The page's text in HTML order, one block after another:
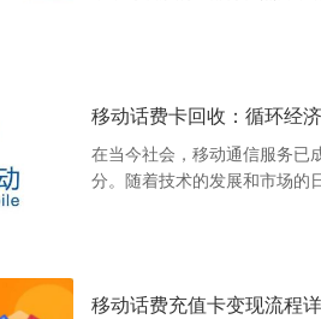
移动话费卡回收：循环经
在当今社会，移动通信服务已
分。随着技术的发展和市场
移动话费充值卡变现流程